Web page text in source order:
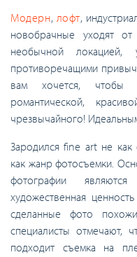
Модерн, лофт,
новобрачные уходят от
необычной локацией,
противоречащими
вам хочется, чтобы
романтической,
чрезвычайного!
Зародился fine art не как
как жанр фотосъемки.
фотографии
художественная
сделанные фото
специалисты отмечают,
подходит съемка на